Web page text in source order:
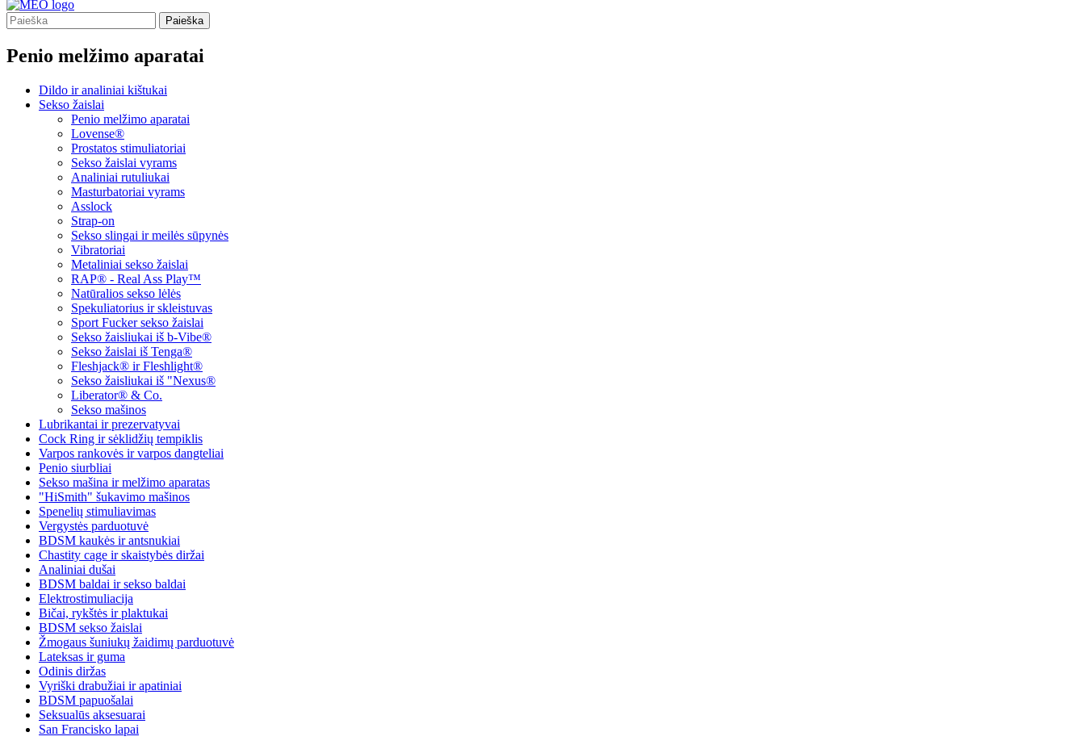
Paieška
Penio melžimo aparatai
Dildo ir analiniai kištukai
Sekso žaislai
Penio melžimo aparatai
Lovense®
Prostatos stimuliatoriai
Sekso žaislai vyrams
Analiniai rutuliukai
Masturbatoriai vyrams
Asslock
Strap-on
Sekso slingai ir meilės sūpynės
Vibratoriai
Metaliniai sekso žaislai
RAP® - Real Ass Play™
Natūralios sekso lėlės
Spekuliatorius ir skleistuvas
Sport Fucker sekso žaislai
Sekso žaisliukai iš b-Vibe®
Sekso žaislai iš Tenga®
Fleshjack® ir Fleshlight®
Sekso žaisliukai iš "Nexus®
Liberator® & Co.
Sekso mašinos
Lubrikantai ir prezervatyvai
Cock Ring ir sėklidžių tempiklis
Varpos rankovės ir varpos dangteliai
Penio siurbliai
Sekso mašina ir melžimo aparatas
"HiSmith" šukavimo mašinos
Spenelių stimuliavimas
Vergystės parduotuvė
BDSM kaukės ir antsnukiai
Chastity cage ir skaistybės diržai
Analiniai dušai
BDSM baldai ir sekso baldai
Elektrostimuliacija
Bičai, rykštės ir plaktukai
BDSM sekso žaislai
Žmogaus šuniukų žaidimų parduotuvė
Lateksas ir guma
Odinis diržas
Vyriški drabužiai ir apatiniai
BDSM papuošalai
Seksualūs aksesuarai
San Francisko lapai